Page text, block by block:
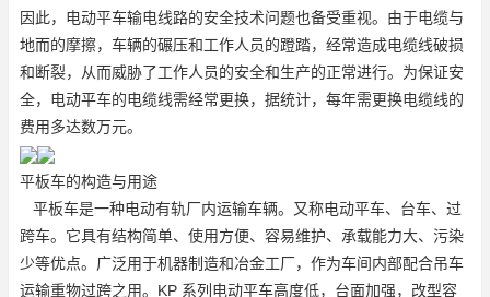
因此，电动平车输电线路的安全技术问题也备受重视。由于电缆与
地而的摩擦，车辆的碾压和工作人员的蹬踏，经常造成电缆线破损
和断裂，从而威胁了工作人员的安全和生产的正常进行。为保证安
全，电动平车的电缆线需经常更换，据统计，每年需更换电缆线的
费用多达数万元。
平板车的构造与用途
平板车是一种电动有轨厂内运输车辆。又称电动平车、台车、过
跨车。它具有结构简单、使用方便、容易维护、承载能力大、污染
少等优点。广泛用于机器制造和冶金工厂，作为车间内部配合吊车
运输重物过跨之用。KP 系列电动平车高度低，台面加强，改型容